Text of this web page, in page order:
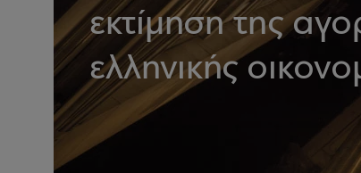
εκτίμηση της
ελληνικής